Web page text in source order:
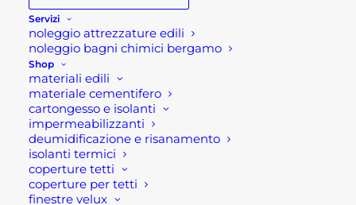
Servizi
noleggio attrezzature edili
noleggio bagni chimici bergamo
Shop
materiali edili
materiale cementifero
cartongesso e isolanti
impermeabilizzanti
deumidificazione e risanamento
isolanti termici
coperture tetti
coperture per tetti
finestre velux
comoda da spostare. Soluzione ideale per chi
cerca una fioriera abbastanza capiente ma
soprattutto economica e leggera.
Caratteristiche prodotto:
Dimensioni: 23 x 23 x 20,5 cm oppure 34 x 34 x 34,5
h cm
Colore: Terra di Siena
Materiale : plastica rotazionale